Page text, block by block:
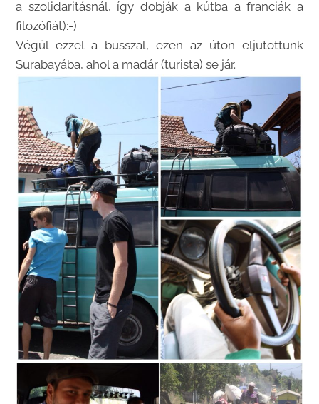
a szolidaritásnál, így dobják a kútba a franciák a
filozófiát):-)
Végül ezzel a busszal, ezen az úton eljutottunk
Surabayába, ahol a madár (turista) se jár.